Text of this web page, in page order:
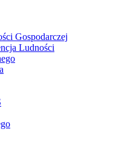
Gospodarczej
Ludności